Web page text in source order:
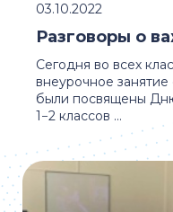
Сегодня во всех
внеурочное
были посвящены
1−2 классов ...
Разговоры о
03.10.2022